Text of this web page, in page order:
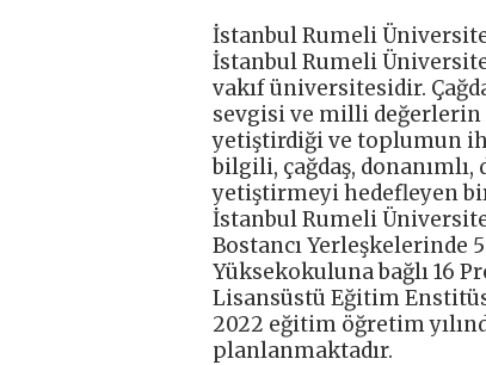
İstanbul Rumeli
İstanbul Rumeli
vakıf üniversitesidir.
sevgisi ve milli
yetiştirdiği ve toplumun
bilgili, çağdaş,
yetiştirmeyi hedefleyen
İstanbul Rumeli
Bostancı Yerleşkelerinde
Yüksekokuluna bağlı 16
Lisansüstü Eğitim
2022 eğitim öğretim
planlanmaktadır.